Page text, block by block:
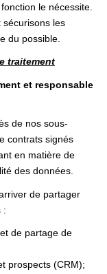
le nécessite.
sécurisons les
du possible.
traitement
et responsable
de nos sous-
contrats signés
en matière de
des données.
de partager
:
de partage de
prospects (CRM);